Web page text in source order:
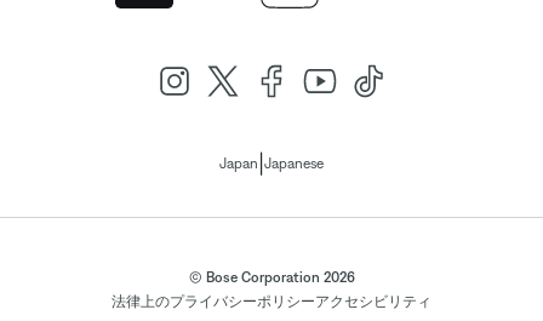
Japan Japanese
© Bose Corporation 2026
法律上のプライバシーポリシーアクセシビリティ